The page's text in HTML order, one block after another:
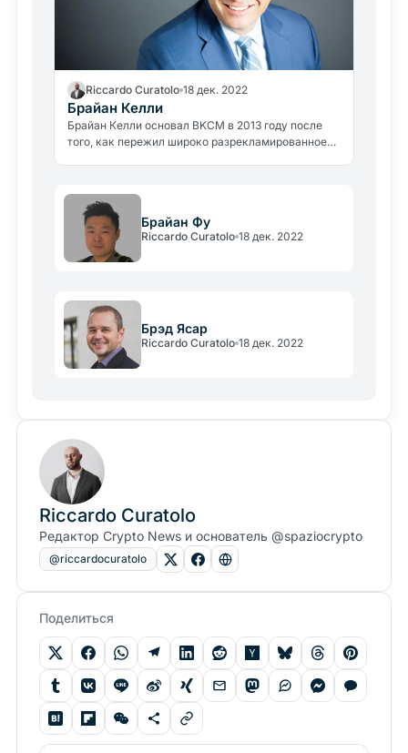
Riccardo Curatolo 18 дек. 2022
Брайан Келли
Брайан Келли основал BKCM в 2013 году после
того, как пережил широко разрекламированное
блокчейн. О своем прозрении он рассказал в
книге "Большой взрыв биткоина".
Брайан Фу
Riccardo Curatolo 18 дек. 2022
Брэд Ясар
Riccardo Curatolo 18 дек. 2022
Riccardo Curatolo
Редактор Crypto News и основатель @spaziocrypto
@riccardocuratolo
Поделиться